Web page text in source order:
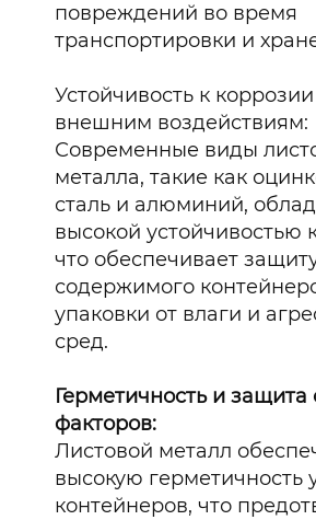
повреждений во время
транспортировки и
Устойчивость к
внешним воздействиям:
Современные виды
металла, такие как
сталь и алюминий,
высокой устойчивостью
что обеспечивает
содержимого
упаковки от влаги и
сред.
Герметичность и
факторов:
Листовой металл
высокую герметичность
контейнеров, что